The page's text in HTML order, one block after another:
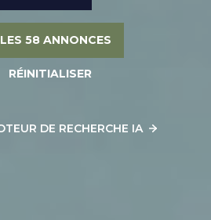
58ANNONCES
RÉINITIALISER
DE RECHERCHE IA